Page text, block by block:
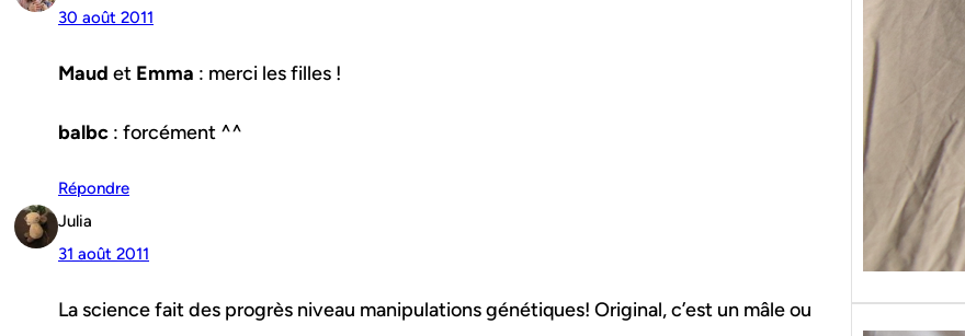
30 août 2011
Maud et Emma : merci les filles !
balbc : forcément ^^
Répondre
Julia
31 août 2011
La science fait des progrès niveau manipulations génétiques! Original, c’est un mâle ou